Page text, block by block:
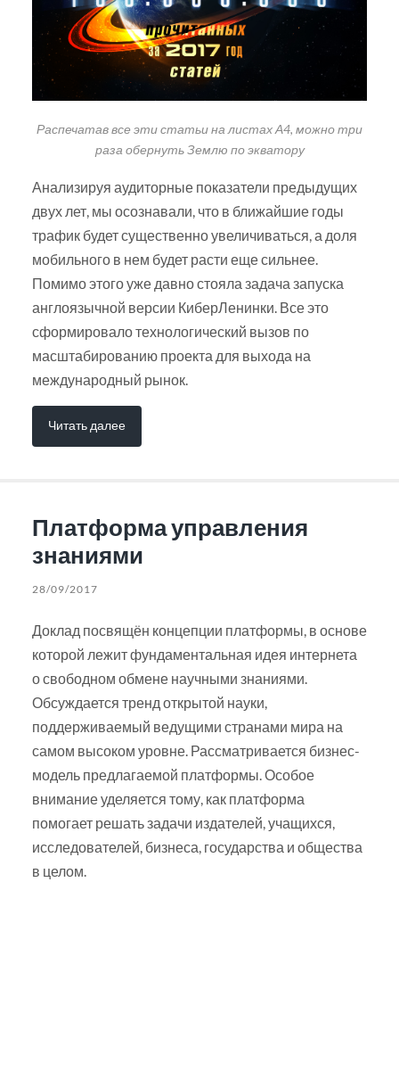
Распечатав все эти статьи на листах А4, можно три
раза обернуть Землю по экватору
Анализируя аудиторные показатели предыдущих
двух лет, мы осознавали, что в ближайшие годы
трафик будет существенно увеличиваться, а доля
мобильного в нем будет расти еще сильнее.
Помимо этого уже давно стояла задача запуска
англоязычной версии КиберЛенинки. Все это
сформировало технологический вызов по
масштабированию проекта для выхода на
международный рынок.
Читать далее
Платформа управления
знаниями
28/09/2017
Доклад посвящён концепции платформы, в основе
которой лежит фундаментальная идея интернета
о свободном обмене научными знаниями.
Обсуждается тренд открытой науки,
поддерживаемый ведущими странами мира на
самом высоком уровне. Рассматривается бизнес-
модель предлагаемой платформы. Особое
внимание уделяется тому, как платформа
помогает решать задачи издателей, учащихся,
исследователей, бизнеса, государства и общества
в целом.